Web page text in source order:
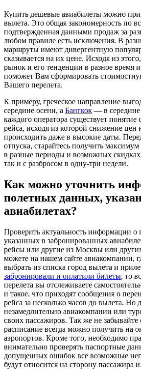
Купить дешевые авиабилеты можно
вылета. Это общая закономерность по
подтвержденная данными продаж за
любом правиле есть исключения. В
маршруты имеют дивергентную
сказывается на их цене. Исходя из
рынок и его тенденции в разное время
поможет Вам сформировать
Вашего перелета.
К примеру, греческое направление
середине осени, а Бангкок — в середине
каждого оператора существует понятие
рейса, исходя из которой снижение цен
происходить даже в высокие даты.
отпуска, старайтесь получить
в разные периоды и возможных
так и с разбросом в одну-три недели.
Как можно уточнить
полетных данных,
авиабилетах?
Проверить актуальность информации
указанных в забронированных
рейсы или другие из Москвы или
можете на нашем сайте авиакомпании,
выбрать из списка город вылета и
забронировали и оплатили билеты, то
перелета вы отслеживаете
и такое, что приходят сообщения о
рейса за несколько часов до вылета. Но
незамедлительно авиакомпании или
своих пассажиров. Так же не забывайте
расписание всегда можно получить на
аэропортов. Кроме того, необходимо
внимательно проверять паспортные
допущенных ошибок все возможные
будут относится на сторону пассажира